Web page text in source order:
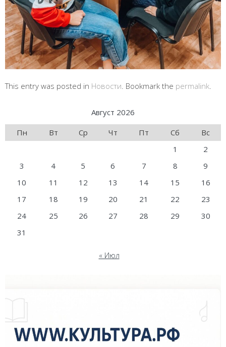
This entry was posted in Новости . Bookmark the permalink
Август 2026
Пн
Вт Ср Чт Пт Сб
Вс
1
2
3
4 5 6 7 8
9
10
11 12 13 14 15
16
17
18 19 20 21 22
23
24
25 26 27 28 29
30
31
« Июл